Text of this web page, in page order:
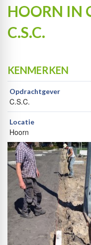
HOORN IN
C.S.C.
KENMERKEN
Opdrachtgever
C.S.C.
Locatie
Hoorn